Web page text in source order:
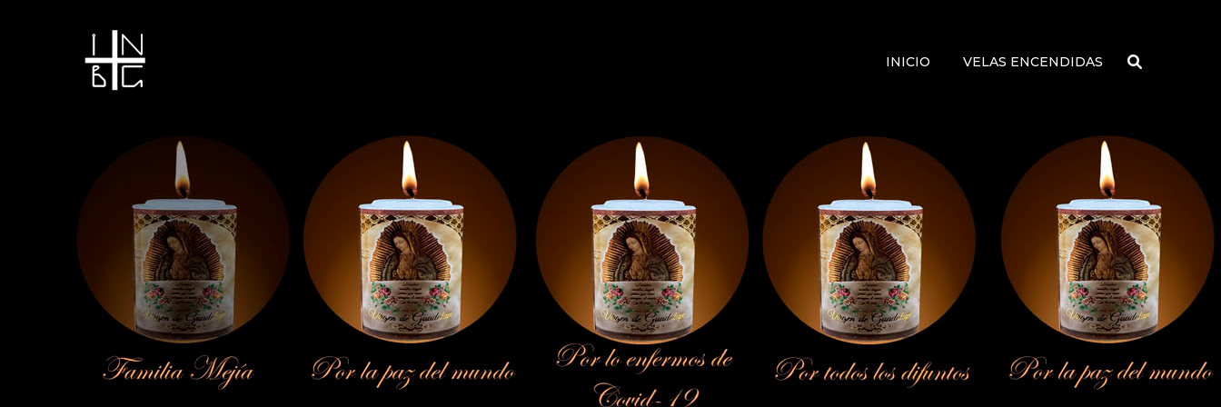
INICIO VELAS ENCENDIDAS
src pruebas